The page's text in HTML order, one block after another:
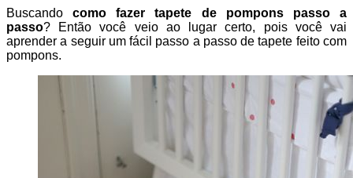
Buscandocomo fazer tapete de pompons passo a
passo? Então você veio ao lugar certo, pois você vai
aprender a seguir um fácil passo a passo de tapete feito com
pompons.